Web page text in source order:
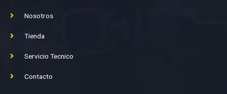
Nosotros
Tienda
Servicio Tecnico
Contacto